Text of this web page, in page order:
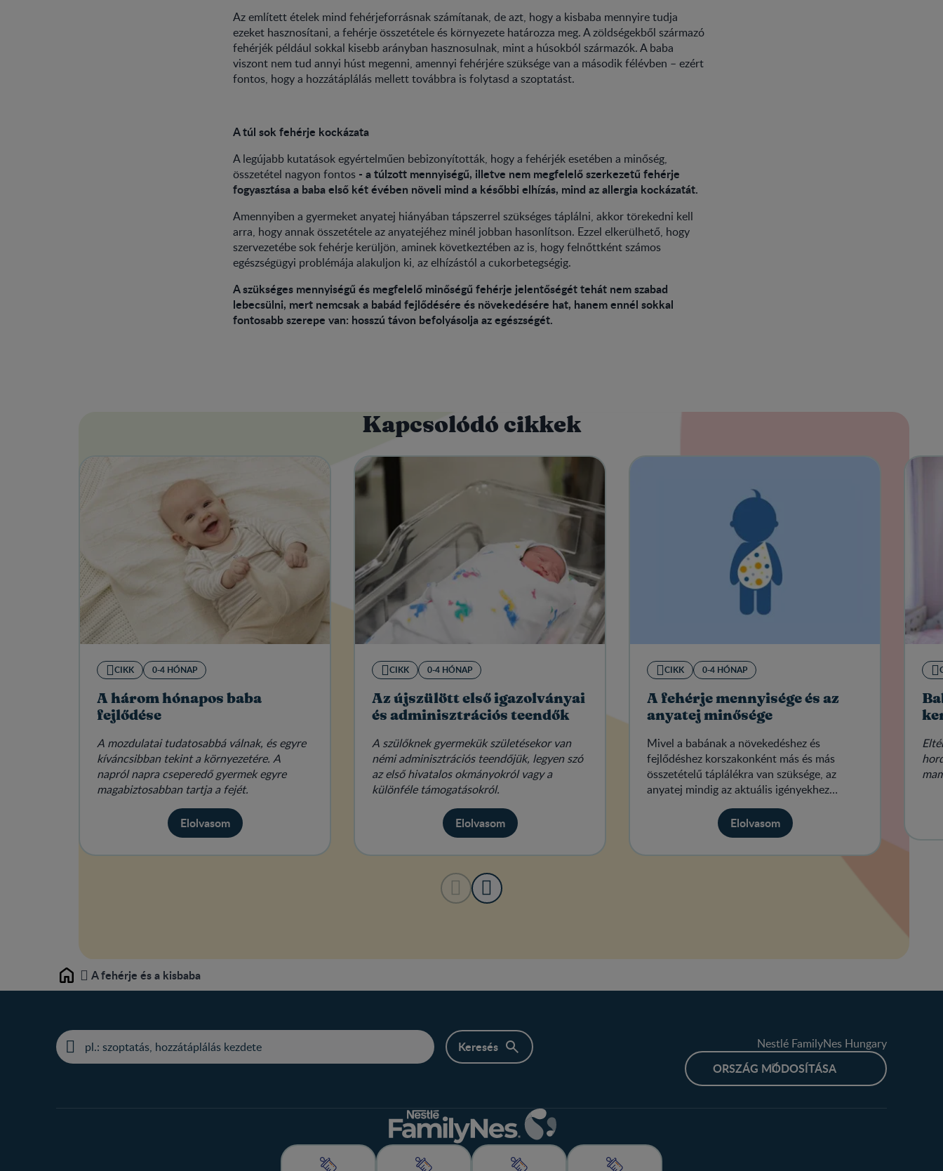
Az említett ételek mind fehérjeforrásnak számítanak, de azt, hogy a kisbaba mennyire tudja
ezeket hasznosítani, a fehérje összetétele és környezete határozza meg. A zöldségekből származó
fehérjék például sokkal kisebb arányban hasznosulnak, mint a húsokból származók. A baba
viszont nem tud annyi húst megenni, amennyi fehérjére szüksége van a második félévben – ezért
fontos, hogy a hozzátáplálás mellett továbbra is folytasd a szoptatást.
A túl sok fehérje kockázata
A legújabb kutatások egyértelműen bebizonyították, hogy a fehérjék esetében a minőség,
összetétel nagyon fontos - a túlzott mennyiségű, illetve nem megfelelő szerkezetű fehérje
fogyasztása a baba első két évében növeli mind a későbbi elhízás, mind az allergia kockázatát.
Amennyiben a gyermeket anyatej hiányában tápszerrel szükséges táplálni, akkor törekedni kell
arra, hogy annak összetétele az anyatejéhez minél jobban hasonlítson. Ezzel elkerülhető, hogy
szervezetébe sok fehérje kerüljön, aminek következtében az is, hogy felnőttként számos
egészségügyi problémája alakuljon ki, az elhízástól a cukorbetegségig.
A szükséges mennyiségű és megfelelő minőségű fehérje jelentőségét tehát nem szabad
lebecsülni, mert nemcsak a babád fejlődésére és növekedésére hat, hanem ennél sokkal
fontosabb szerepe van: hosszú távon befolyásolja az egészségét.
Kapcsolódó cikkek
CIKK 0-4 HÓNAP
A három hónapos baba
fejlődése
A mozdulatai tudatosabbá válnak, és egyre
kíváncsibban tekint a környezetére. A
napról napra cseperedő gyermek egyre
magabiztosabban tartja a fejét.
Elolvasom
CIKK 0-4 HÓNAP
Az újszülött első igazolványai
és adminisztrációs teendők
A szülőknek gyermekük születésekor van
némi adminisztrációs teendőjük, legyen szó
az első hivatalos okmányokról vagy a
különféle támogatásokról.
Elolvasom
CIKK 0-4 HÓNAP
A fehérje mennyisége és az
anyatej minősége
Mivel a babának a növekedéshez és
fejlődéshez korszakonként más és más
összetételű táplálékra van szüksége, az
anyatej mindig az aktuális igényekhez
Elolvasom
Home A fehérje és a kisbaba
Nestlé FamilyNes Hungary
ORSZÁG MÓDOSÍTÁSA